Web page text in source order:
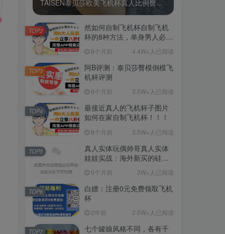
TAISEN泰贝莎欧美飞机杯真人比例臀...
然如何自制飞机杯自制飞机
杯的8种方法，单身男人必
8个月前 4.4W+人已阅读
TOP2
阿B评测：泰贝莎臀模倒模飞
机杯评测
8个月前 3.5W+人已阅读
TOP3
最接近真人的飞机杯子图片
如何在家自制飞机杯！！！
8个月前 3.5W+人已阅读
TOP4
真人实体玩偶帅哥真人实体
娃娃实战：海外新买的硅胶
6个月前 3W+人已阅读
TOP5
白嫖：注册0元免费领取飞机
杯
2年前 2.5W+人已阅读
TOP6
七个罐娘风格不同，各有千
TOP7